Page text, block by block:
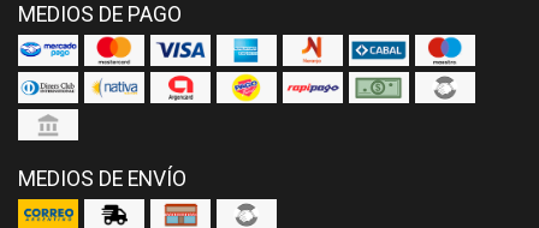
MEDIOS DE PAGO
MEDIOS DE ENVÍO